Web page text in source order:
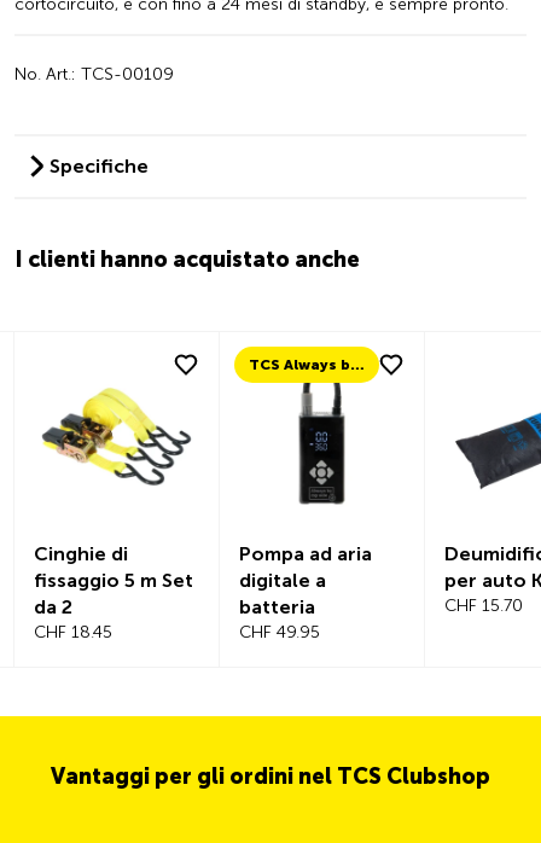
No. Art.: TCS-00109
Specifiche
I clienti hanno acquistato anche
Cinghie di
fissaggio 5 m Set
da 2
CHF 18.45
TCS Always by my side
Pompa ad aria
digitale a
batteria
CHF 49.95
per auto
CHF 15.70
Vantaggi per gli ordini nel TCS Clubshop